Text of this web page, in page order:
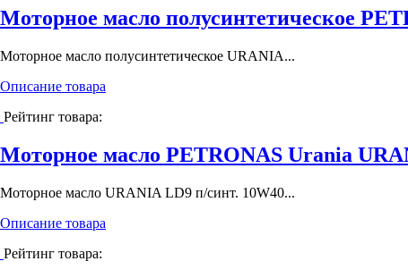
Моторное масло полусинтетическое
Моторное масло полусинтетическое URANIA...
Описание товара
Рейтинг товара:
Моторное масло PETRONAS Urania
Моторное масло URANIA LD9 п/синт. 10W40...
Описание товара
Рейтинг товара: